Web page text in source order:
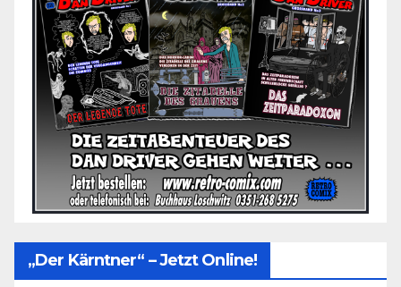
„Der Kärntner“ – Jetzt Online!